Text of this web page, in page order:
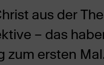
aus der
– das
zum ersten